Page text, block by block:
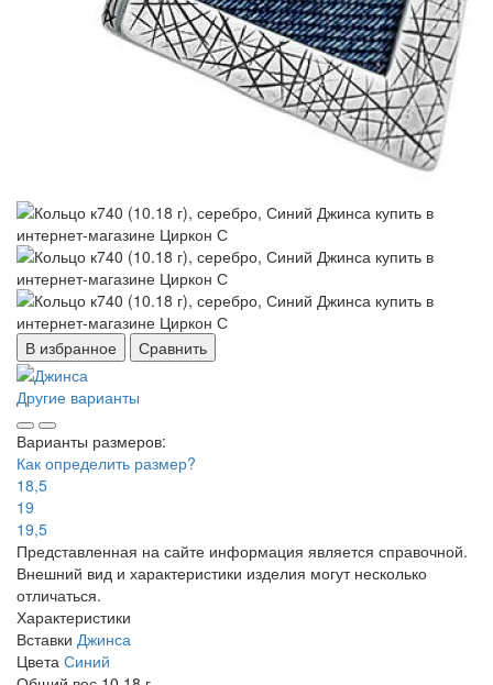
В избранное Сравнить
Другие варианты
Варианты размеров:
Как определить размер?
18,5
19
19,5
Представленная на сайте информация является справочной.
Внешний вид и характеристики изделия могут несколько
отличаться.
Характеристики
Вставки Джинса
Цвета Синий